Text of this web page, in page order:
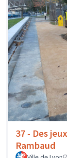
37 - Des
Rambaud